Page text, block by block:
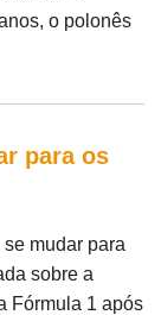
o polonês
para os
mudar para
sobre a
Fórmula 1 após